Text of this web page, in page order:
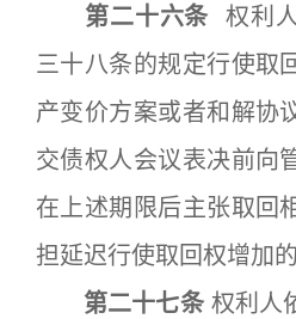
第二十六条 权利
三十八条的规定行使取
产变价方案或者和解协
交债权人会议表决前向
在上述期限后主张取回
担延迟行使取回权增加的
第二十七条权利人